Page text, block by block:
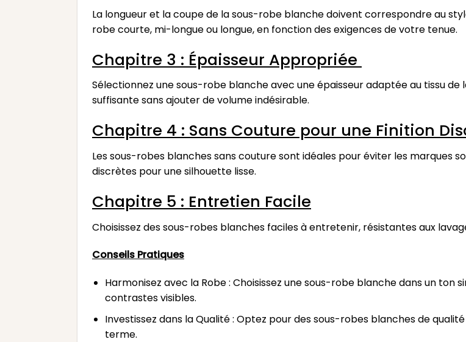
La longueur et la coupe de la sous-robe blanche doivent correspondre au
robe courte, mi-longue ou longue, en fonction des exigences de votre tenue.
Chapitre 3 : Épaisseur Appropriée
Sélectionnez une sous-robe blanche avec une épaisseur adaptée au tissu
suffisante sans ajouter de volume indésirable.
Chapitre 4 : Sans Couture pour une Finition
Les sous-robes blanches sans couture sont idéales pour éviter les marques
discrètes pour une silhouette lisse.
Chapitre 5 : Entretien Facile
Choisissez des sous-robes blanches faciles à entretenir, résistantes aux
Conseils Pratiques
Harmonisez avec la Robe : Choisissez une sous-robe blanche dans un ton
contrastes visibles.
Investissez dans la Qualité : Optez pour des sous-robes blanches de
terme.